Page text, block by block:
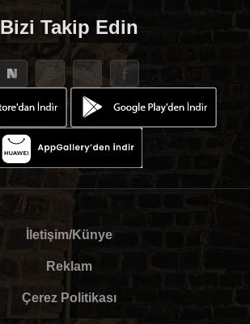
Bizi Takip Edin
İletişim/Künye
Reklam
Çerez Politikası